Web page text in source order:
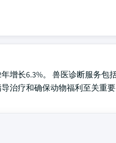
增长6.3%。 兽医诊断服务
治疗和确保动物福利至关重